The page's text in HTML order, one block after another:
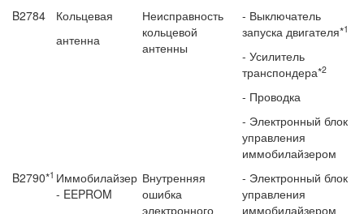
B2784
Кольцевая
антенна
Неисправность
кольцевой
антенны
- Выключатель
запуска двигателя*1
- Усилитель
транспондера*2
- Проводка
- Электронный блок
управ­ления
иммобилайзером
B2790*1 Иммобилайзер
- EEPROM
Внутренняя
ошибка
электронного
- Электронный блок
управ­ления
иммобилайзером